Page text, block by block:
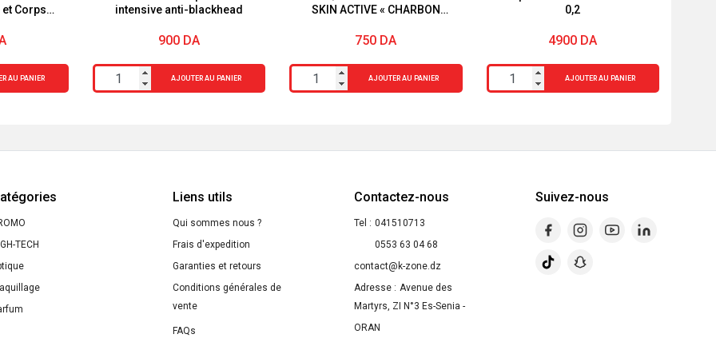
Corps
AU PANIER
intensive anti-blackhead
900 DA
quantité
de
AJOUTER AU PANIER
SKIN ACTIVE « CHARBON
750 DA
quantité
de
AJOUTER AU PANIER
0,2
4900 DA
quantité
de
AJOUTER AU PANIER
TECH
Liens utils
Qui sommes nous ?
Frais d'expedition
Garanties et retours
Conditions générales de
vente
FAQs
Contactez-nous
Tel : 041510713
0553 63 04 68
contact@k-zone.dz
Adresse : Avenue des
Martyrs, ZI N°3 Es-Senia -
ORAN
Suivez-nous